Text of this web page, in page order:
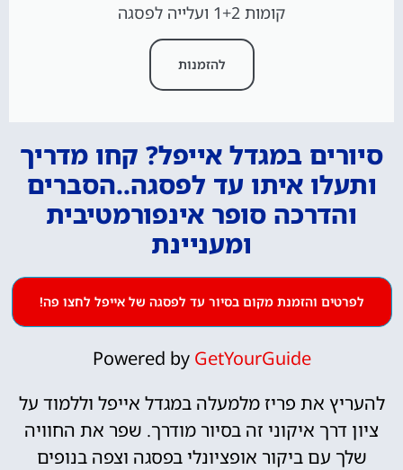
קומות 1+2 ועלייה לפסגה
להזמנות
סיורים במגדל אייפל? קחו מדריך
ותעלו איתו עד לפסגה..הסברים
והדרכה סופר אינפורמטיבית
ומעניינת
לפרטים והזמנת מקום בסיור עד לפסגה של אייפל לחצו פה!
Powered by GetYourGuide
להעריץ את פריז מלמעלה במגדל אייפל וללמוד על
ציון דרך איקוני זה בסיור מודרך. שפר את החוויה
שלך עם ביקור אופציונלי בפסגה וצפה בנופים